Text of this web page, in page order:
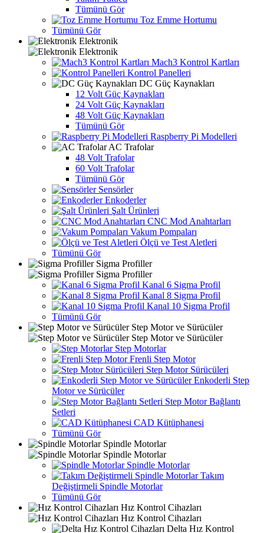
Tümünü Gör
Toz Emme Hortumu
Tümünü Gör
Elektronik
Elektronik
Mach3 Kontrol Kartları
Kontrol Panelleri
DC Güç Kaynakları
12 Volt Güç Kaynakları
24 Volt Güç Kaynakları
48 Volt Güç Kaynakları
Tümünü Gör
Raspberry Pi Modelleri
AC Trafolar
48 Volt Trafolar
60 Volt Trafolar
Tümünü Gör
Sensörler
Enkoderler
Şalt Ürünleri
CNC Mod Anahtarları
Vakum Pompaları
Ölçü ve Test Aletleri
Tümünü Gör
Sigma Profiller
Sigma Profiller
Kanal 6 Sigma Profil
Kanal 8 Sigma Profil
Kanal 10 Sigma Profil
Tümünü Gör
Step Motor ve Sürücüler
Step Motor ve Sürücüler
Step Motorlar
Frenli Step Motor
Step Motor Sürücüleri
Enkoderli Step
Motor ve Sürücüler
Step Motor Bağlantı
Setleri
CAD Kütüphanesi
Tümünü Gör
Spindle Motorlar
Spindle Motorlar
Spindle Motorlar
Takım
Değiştirmeli Spindle Motorlar
Tümünü Gör
Hız Kontrol Cihazları
Hız Kontrol Cihazları
Delta Hız Kontrol